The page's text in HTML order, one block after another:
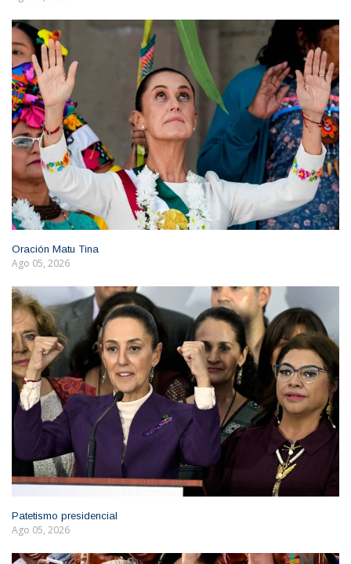
Oración Matu Tina
Ago 05, 2026
Patetismo presidencial
Ago 05, 2026